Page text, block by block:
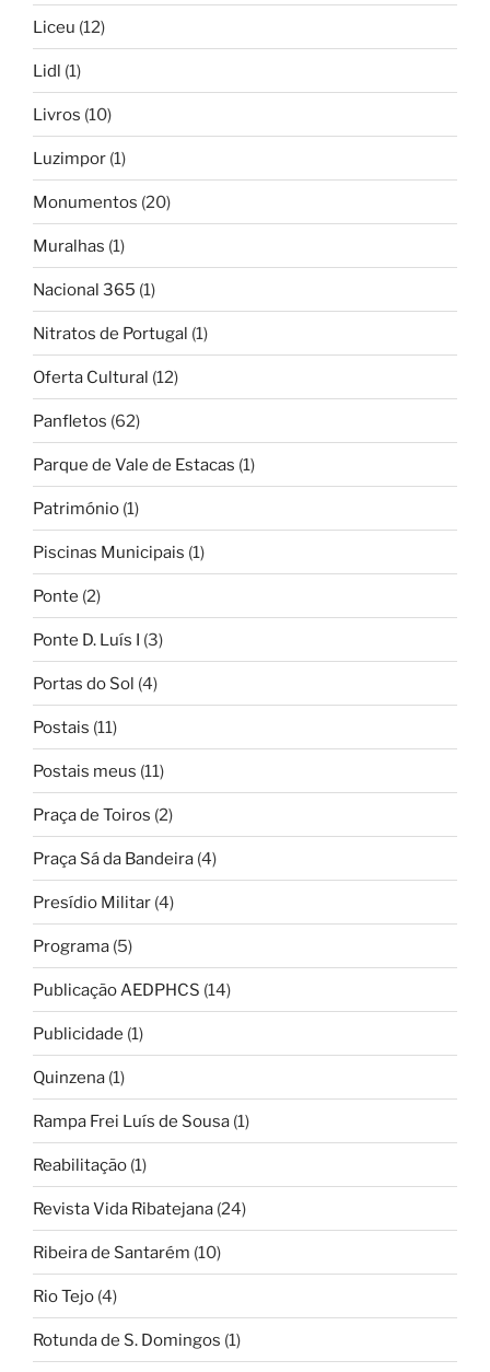
Liceu (12)
Lidl (1)
Livros (10)
Luzimpor (1)
Monumentos (20)
Muralhas (1)
Nacional 365 (1)
Nitratos de Portugal (1)
Oferta Cultural (12)
Panfletos (62)
Parque de Vale de Estacas (1)
Património (1)
Piscinas Municipais (1)
Ponte (2)
Ponte D. Luís I (3)
Portas do Sol (4)
Postais (11)
Postais meus (11)
Praça de Toiros (2)
Praça Sá da Bandeira (4)
Presídio Militar (4)
Programa (5)
Publicação AEDPHCS (14)
Publicidade (1)
Quinzena (1)
Rampa Frei Luís de Sousa (1)
Reabilitação (1)
Revista Vida Ribatejana (24)
Ribeira de Santarém (10)
Rio Tejo (4)
Rotunda de S. Domingos (1)